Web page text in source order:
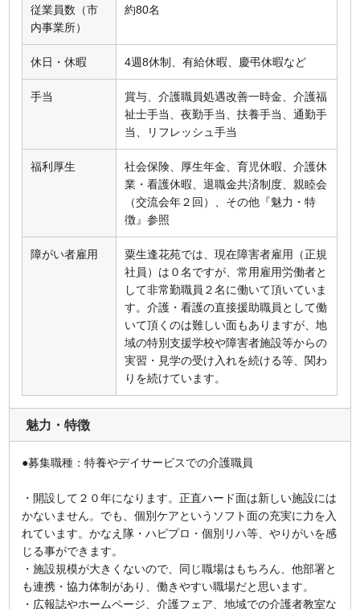
従業員数（市
内事業所）
約80名
休日・休暇 4週8休制、有給休暇、慶弔休暇など
手当
賞与、介護職員処遇改善一時金、介護福
祉士手当、夜勤手当、扶養手当、通勤手
当、リフレッシュ手当
福利厚生
社会保険、厚生年金、育児休暇、介護休
業・看護休暇、退職金共済制度、親睦会
（交流会年２回）、その他『魅力・特
徴』参照
障がい者雇用
粟生逢花苑では、現在障害者雇用（正規
社員）は０名ですが、常用雇用労働者と
して非常勤職員２名に働いて頂いていま
す。介護・看護の直接援助職員として働
いて頂くのは難しい面もありますが、地
域の特別支援学校や障害者施設等からの
実習・見学の受け入れを続ける等、関わ
りを続けています。
魅力・特徴
●募集職種：特養やデイサービスでの介護職員
・開設して２０年になります。正直ハード面は新しい施設には
かないません。でも、個別ケアというソフト面の充実に力を入
れています。かなえ隊・ハピプロ・個別リハ等、やりがいを感
じる事ができます。
・施設規模が大きくないので、同じ職場はもちろん、他部署と
も連携・協力体制があり、働きやすい職場だと思います。
・広報誌やホームページ、介護フェア、地域での介護者教室な